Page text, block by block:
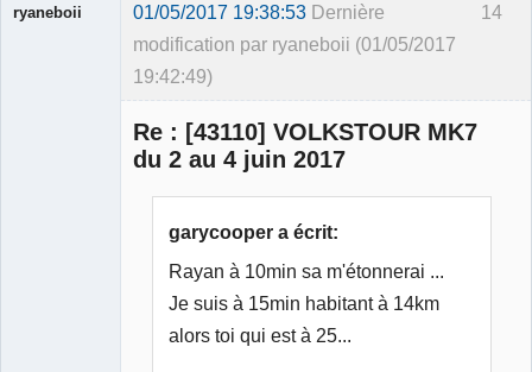
14
ryaneboii 01/05/2017 19:38:53 Dernière
modification par ryaneboii (01/05/2017
19:42:49)
Re : [43110] VOLKSTOUR MK7
du 2 au 4 juin 2017
garycooper a écrit:
Rayan à 10min sa m'étonnerai ...
Je suis à 15min habitant à 14km
alors toi qui est à 25...